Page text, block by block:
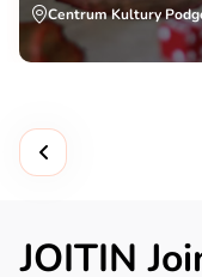
Centrum Kultury
JOITIN